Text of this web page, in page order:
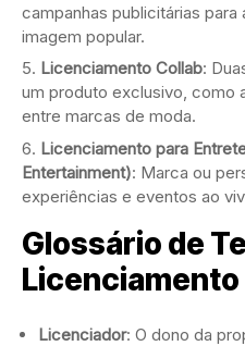
campanhas publicitárias
imagem popular.
Licenciamento Collab:
um produto exclusivo, como
entre marcas de moda.
Licenciamento para
Entertainment): Marca ou
experiências e eventos ao
Glossário de
Licenciamento
Licenciador: O dono da